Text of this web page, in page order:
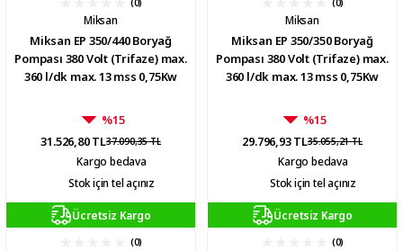
(0)
Miksan
Miksan EP 350/440 Boryağ
Pompası 380 Volt (Trifaze) max.
360 l/dk max. 13 mss 0,75Kw
%15
31.526,80 TL37.090,35 TL
Kargo bedava
Stok için tel açınız
(0)
Miksan
Miksan EP 350/350 Boryağ
Pompası 380 Volt (Trifaze) max.
360 l/dk max. 13 mss 0,75Kw
%15
29.796,93 TL35.055,21 TL
Kargo bedava
Stok için tel açınız
Ücretsiz Kargo
(0)
Ücretsiz Kargo
(0)